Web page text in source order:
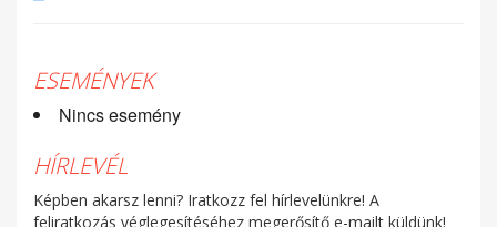
ESEMÉNYEK
Nincs esemény
HÍRLEVÉL
Képben akarsz lenni? Iratkozz fel hírlevelünkre! A
feliratkozás véglegesítéséhez megerősítő e-mailt küldünk!